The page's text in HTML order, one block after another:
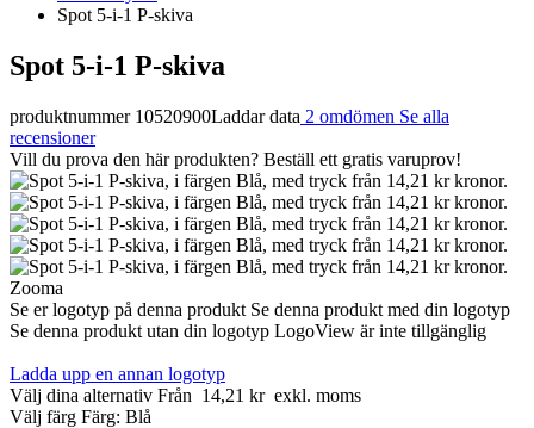
Spot 5-i-1 P-skiva
Spot 5-i-1 P-skiva
produktnummer 10520900Laddar data 2 omdömen Se alla
recensioner
Vill du prova den här produkten? Beställ ett gratis varuprov!
Zooma
Se er logotyp på denna produkt Se denna produkt med din logotyp
Se denna produkt utan din logotyp LogoView är inte tillgänglig
Ladda upp en annan logotyp
Välj dina alternativ Från 14,21 kr exkl. moms
Välj färg Färg: Blå